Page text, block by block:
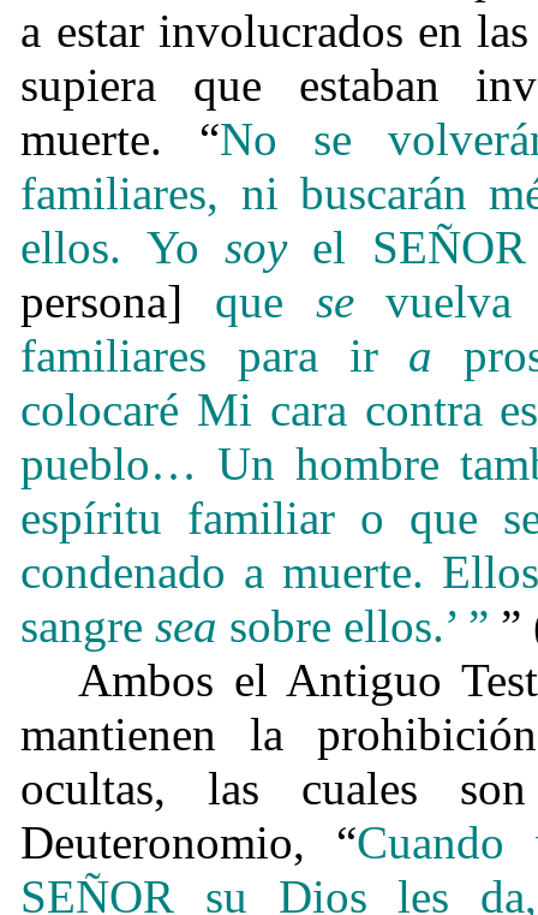
a estar involucrados en
supiera que estaban
muerte. “No se
familiares, ni buscarán
ellos. Yosoyel
persona] que se
familiares para ir a
colocaré Mi cara contra
pueblo… Un hombre
espíritu familiar o que
condenado a muerte.
sangresea sobre ellos.’ ” ”
Ambos el Antiguo
mantienen la
ocultas, las cuales
Deuteronomio, “
SEÑOR su Dios les